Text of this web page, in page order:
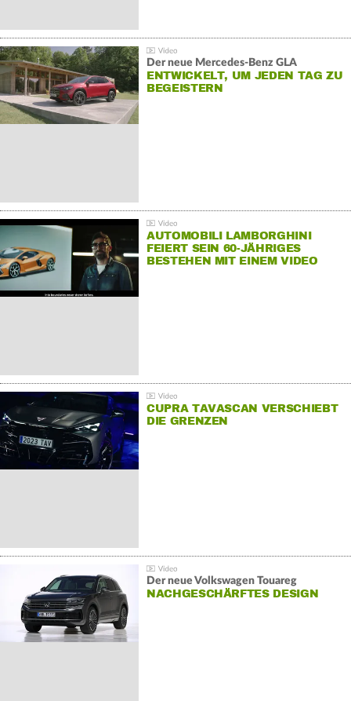
Der neue Mercedes-Benz GLA
ENTWICKELT, UM JEDEN TAG ZU
BEGEISTERN
AUTOMOBILI LAMBORGHINI
FEIERT SEIN 60-JÄHRIGES
BESTEHEN MIT EINEM VIDEO
CUPRA TAVASCAN VERSCHIEBT
DIE GRENZEN
Der neue Volkswagen Touareg
NACHGESCHÄRFTES DESIGN